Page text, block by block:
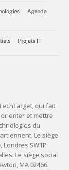
Agenda
Projets IT